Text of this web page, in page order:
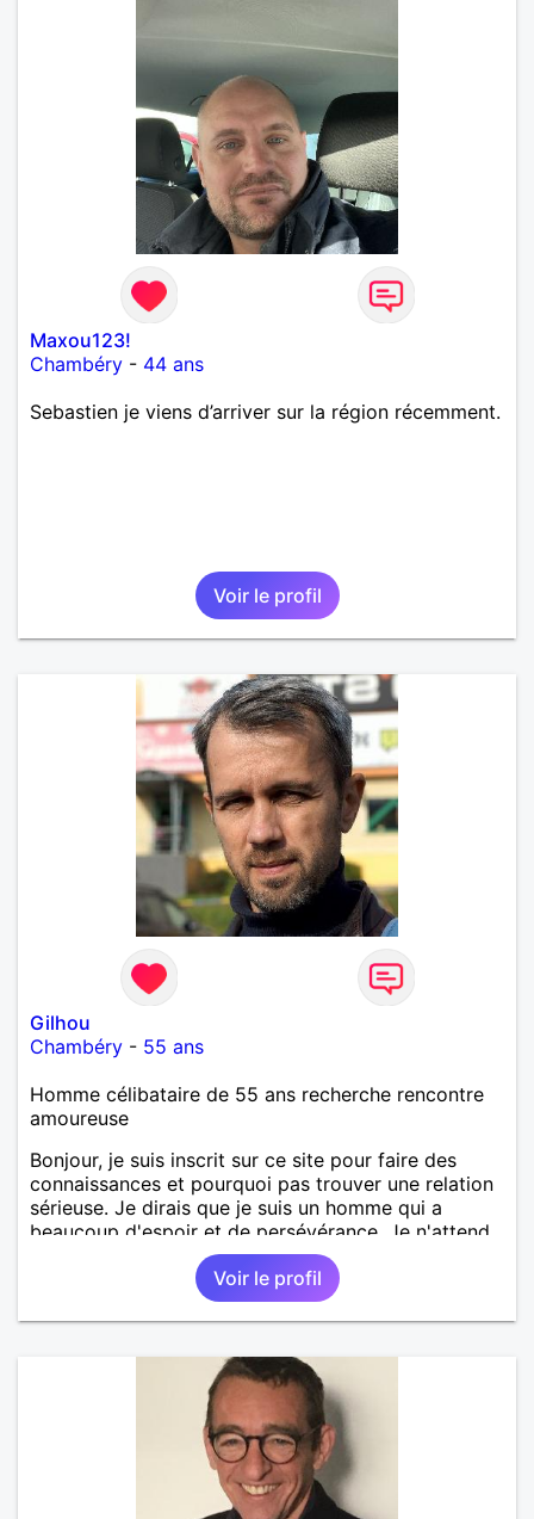
Maxou123!
Chambéry - 44 ans
Sebastien je viens d’arriver sur la région récemment.
Voir le profil
Gilhou
Chambéry - 55 ans
Homme célibataire de 55 ans recherche rencontre
amoureuse
Bonjour, je suis inscrit sur ce site pour faire des
connaissances et pourquoi pas trouver une relation
sérieuse. Je dirais que je suis un homme qui a
beaucoup d'espoir et de persévérance. Je n'attend
rien d'autres d'une femme si ce n est pas une
relation sérieuse sur Chambéry.
Voir le profil